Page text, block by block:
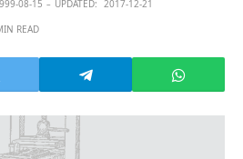
08-15 UPDATED: 2017-12-21
READ